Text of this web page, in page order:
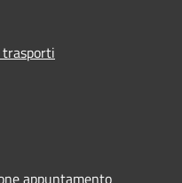
appuntamento